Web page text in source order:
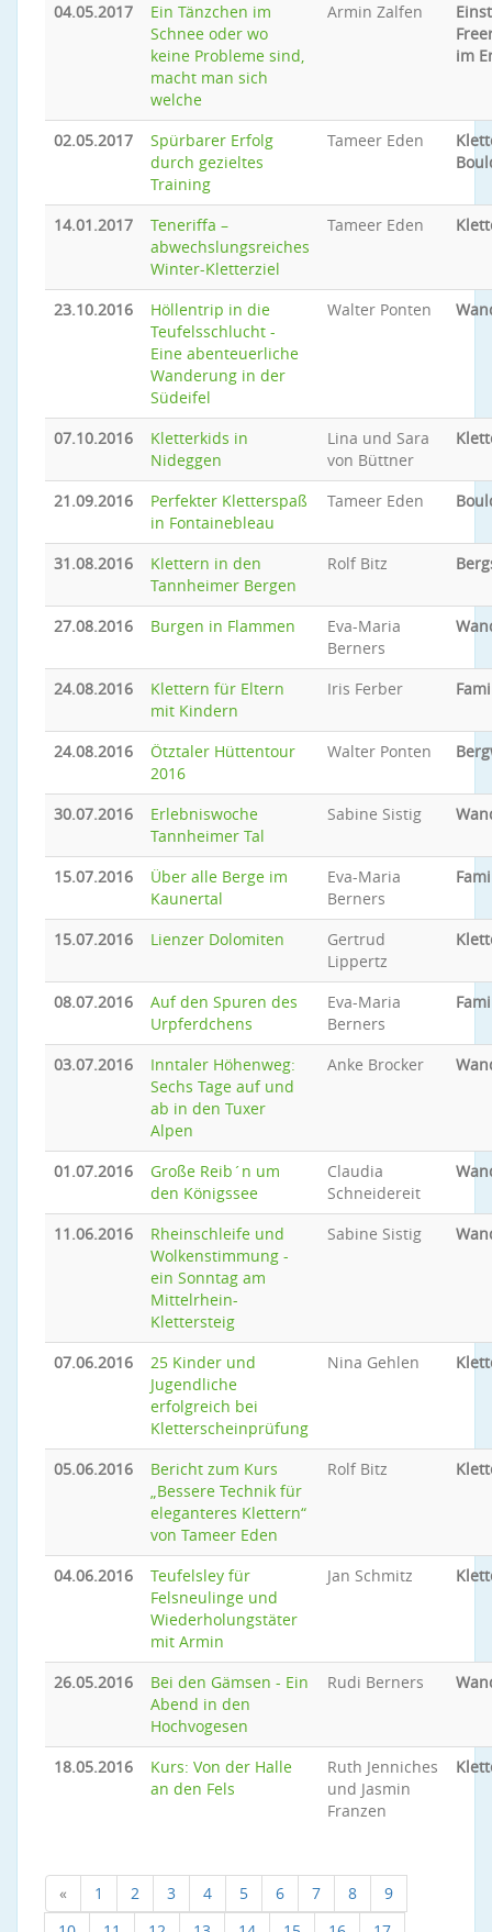
04.05.2017
Ein Tänzchen im
Schnee oder wo
keine Probleme sind,
macht man sich
welche
Armin Zalfen
im
02.05.2017
Spürbarer Erfolg
durch gezieltes
Training
Tameer Eden
14.01.2017
Teneriffa –
abwechslungsreiches
Winter-Kletterziel
Tameer Eden
23.10.2016
Höllentrip in die
Teufelsschlucht -
Eine abenteuerliche
Wanderung in der
Südeifel
Walter Ponten
07.10.2016
Kletterkids in
Nideggen
Lina und Sara
von Büttner
21.09.2016
Perfekter Kletterspaß
in Fontainebleau
Tameer Eden
31.08.2016
Klettern in den
Tannheimer Bergen
Rolf Bitz
27.08.2016 Burgen in Flammen
Eva-Maria
Berners
24.08.2016
Klettern für Eltern
mit Kindern
Iris Ferber
24.08.2016
Ötztaler Hüttentour
2016
Walter Ponten
30.07.2016
Erlebniswoche
Tannheimer Tal
Sabine Sistig
15.07.2016
Über alle Berge im
Kaunertal
Eva-Maria
Berners
15.07.2016 Lienzer Dolomiten
Gertrud
Lippertz
08.07.2016
Auf den Spuren des
Urpferdchens
Eva-Maria
Berners
03.07.2016
Inntaler Höhenweg:
Sechs Tage auf und
ab in den Tuxer
Alpen
Anke Brocker
01.07.2016
Große Reib´n um
den Königssee
Claudia
Schneidereit
11.06.2016
Rheinschleife und
Wolkenstimmung -
ein Sonntag am
Mittelrhein-
Klettersteig
Sabine Sistig
07.06.2016
25 Kinder und
Jugendliche
erfolgreich bei
Kletterscheinprüfung
Nina Gehlen
05.06.2016
Bericht zum Kurs
„Bessere Technik für
eleganteres Klettern“
von Tameer Eden
Rolf Bitz
04.06.2016
Teufelsley für
Felsneulinge und
Wiederholungstäter
mit Armin
Jan Schmitz
26.05.2016
Bei den Gämsen - Ein
Abend in den
Hochvogesen
Rudi Berners
18.05.2016
Kurs: Von der Halle
an den Fels
Ruth Jenniches
und Jasmin
Franzen
« 1 2 3 4 5 6 7 8
9